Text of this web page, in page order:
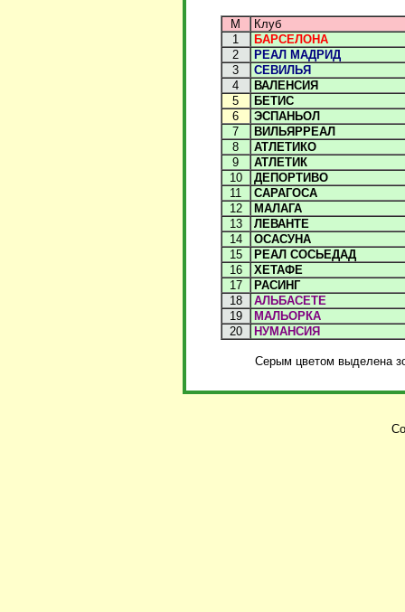
М
Клуб
1
БАРСЕЛОНА
2
РЕАЛ МАДРИД
3
СЕВИЛЬЯ
4
ВАЛЕНСИЯ
5
БЕТИС
6
ЭСПАНЬОЛ
7
ВИЛЬЯРРЕАЛ
8
АТЛЕТИКО
9
АТЛЕТИК
10
ДЕПОРТИВО
11
САРАГОСА
12
МАЛАГА
13
ЛЕВАНТЕ
14
ОСАСУНА
15
РЕАЛ СОСЬЕДАД
16
ХЕТАФЕ
17
РАСИНГ
18
АЛЬБАСЕТЕ
19
МАЛЬОРКА
20
НУМАНСИЯ
Серым цветом выделена